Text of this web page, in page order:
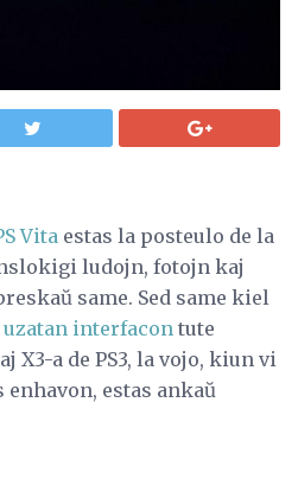
Vita estas la posteulo de la
ludojn, fotojn kaj
same. Sed same kiel
uzatan interfacon tute
X3-a de PS3, la vojo, kiun vi
estas ankaŭ